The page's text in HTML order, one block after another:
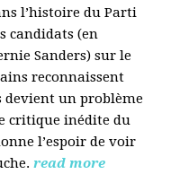
l’histoire du Parti
candidats (en
Sanders) sur le
reconnaissent
devient un problème
critique inédite du
l’espoir de voir
read more